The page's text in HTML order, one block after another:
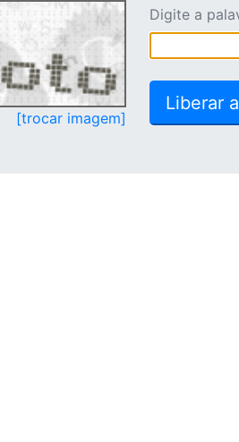
[trocar imagem]
Digite a